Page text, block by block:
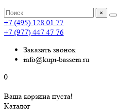
×
+7 (495) 128 01 77
+7 (977) 447 47 76
Заказать звонок
info@kupi-bassein.ru
0
Ваша корзина пуста!
Каталог